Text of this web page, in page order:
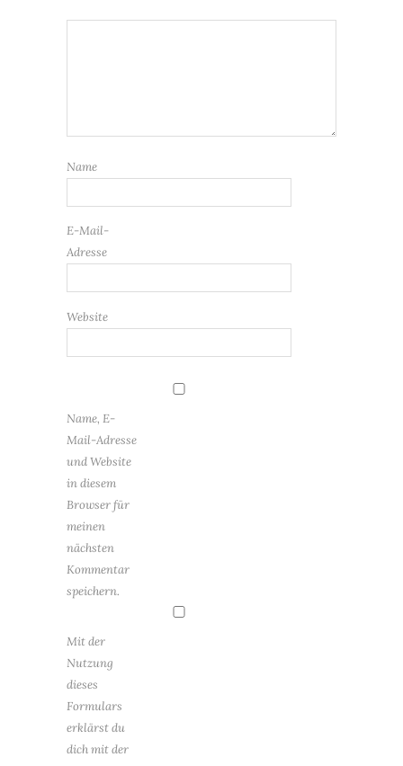
Name
E-Mail-
Adresse
Website
Name, E-
Mail-Adresse
und Website
in diesem
Browser für
meinen
nächsten
Kommentar
speichern.
Mit der
Nutzung
dieses
Formulars
erklärst du
dich mit der